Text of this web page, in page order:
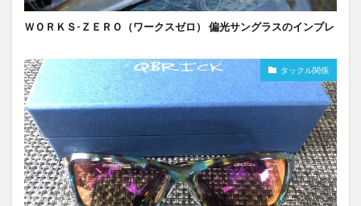
ＷＯＲＫＳ-ＺＥＲＯ（ワークスゼロ） 偏光サングラスのインプレ
タックル関係